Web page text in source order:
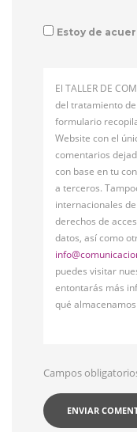
Estoy de
El TALLER DE
del tratamiento
formulario
Website con el
comentarios
con base en tu
a terceros.
internacionales
derechos de
datos, así como
puedes visitar
entontarás más
qué
Campos